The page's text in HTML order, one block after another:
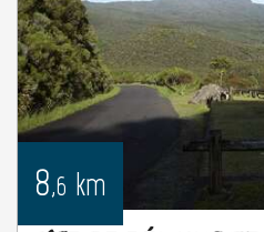
8,6 km